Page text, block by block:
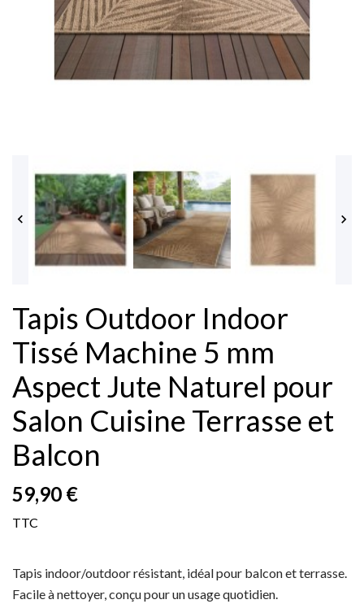
 
Tapis Outdoor Indoor
Tissé Machine 5 mm
Aspect Jute Naturel pour
Salon Cuisine Terrasse et
Balcon
59,90 €
TTC
Tapis indoor/outdoor résistant, idéal pour balcon et terrasse.
Facile à nettoyer, conçu pour un usage quotidien.